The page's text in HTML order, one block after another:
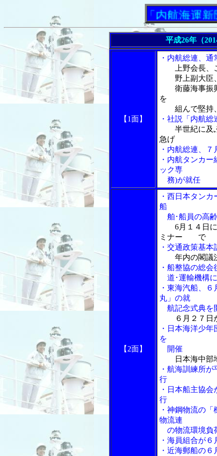
「内航海運新聞」
平成26年（
【1面】
・内航総連、
上野会長
野上副大臣、
衛藤海事振興
を
組んで堅持
・社説「内航
半世紀に及
急げ
・内航総連、
・内航タンカ
ック専
務)が就任
【2面】
・西日本タン
船
舶･船員の高
6月１４日
ミナー で
・交通政策基
年内の閣議
・船整協の総
道･運輸機構
・東海汽船、
丸」の就
航記念式典を
６月２７
・日本海洋少
を
開催
日本海中部
・航海訓練所
行
・日本船主協
行
・神鋼物流の
物流連
の物流環境負
・海員組合が
・近海郵船の